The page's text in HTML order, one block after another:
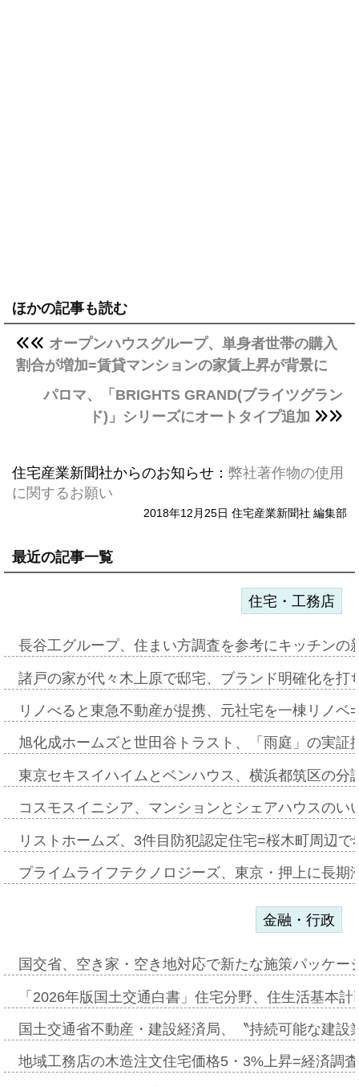
ほかの記事も読む
オープンハウスグループ、単身者世帯の購入
割合が増加=賃貸マンションの家賃上昇が背景に
パロマ、「BRIGHTS GRAND(ブライツグラン
ド)」シリーズにオートタイプ追加
住宅産業新聞社からのお知らせ： 弊社著作物の使用
に関するお願い
2018年12月25日 住宅産業新聞社 編集部
最近の記事一覧
住宅・工務店
長谷工グループ、住まい方調査を参考にキッチン
諸戸の家が代々木上原で邸宅、ブランド明確化を
リノべると東急不動産が提携、元社宅を一棟リノ
旭化成ホームズと世田谷トラスト、「雨庭」の実
東京セキスイハイムとベンハウス、横浜都筑区の
コスモスイニシア、マンションとシェアハウスの
リストホームズ、3件目防犯認定住宅=桜木町周辺
プライムライフテクノロジーズ、東京・押上に長
金融・行政
国交省、空き家・空き地対応で新たな施策パッケ
「2026年版国土交通白書」住宅分野、住生活基本
国土交通省不動産・建設経済局、〝持続可能な建
地域工務店の木造注文住宅価格5・3%上昇=経済調